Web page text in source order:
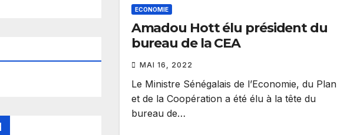
ECONOMIE
Amadou Hott élu président du
bureau de la CEA
MAI 16, 2022
Le Ministre Sénégalais de l’Economie, du Plan
et de la Coopération a été élu à la tête du
bureau de…